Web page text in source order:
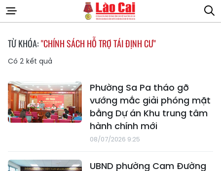
TỪ KHÓA:"CHÍNH SÁCH HỖ TRỢ TÁI ĐỊNH CƯ"
Có 2 kết quả
Phường Sa Pa tháo gỡ
vướng mắc giải phóng mặt
bằng Dự án Khu trung tâm
hành chính mới
08/07/2026 9:25
UBND phường Cam Đường